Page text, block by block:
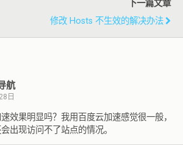
下一篇文章
修改 Hosts 不生效的解决办法
航
日
效果明显吗？我用百度云加速感觉很一般，
出现访问不了站点的情况。